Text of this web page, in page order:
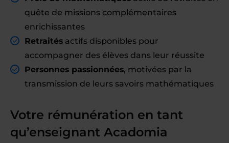
quête de missions complémentaires
enrichissantes
Retraités actifs disponibles pour
accompagner des élèves dans leur réussite
Personnes passionnées, motivées par la
transmission de leurs savoirs mathématiques
Votre rémunération en tant
qu’enseignant Acadomia